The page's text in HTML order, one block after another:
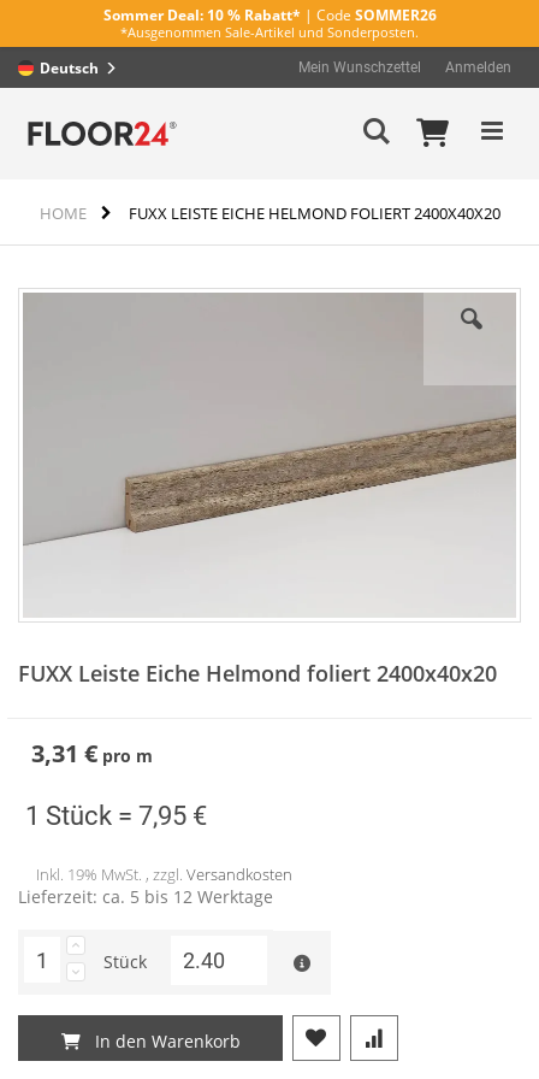
Sommer Deal: 10 % Rabatt* | Code SOMMER26
*Ausgenommen Sale-Artikel und Sonderposten.
Mein
Mein Wunschzettel Anmelden
Suche
HOME FUXX LEISTE EICHE HELMOND FOLIERT 2400X40X20
Zum
der
FUXX Leiste Eiche Helmond foliert 2400x40x20
3,31 € pro m
1 Stück = 7,95 €
Inkl. 19% MwSt. , zzgl. Versandkosten
Lieferzeit: ca. 5 bis 12 Werktage
Stück
In den Warenkorb
Deutsch